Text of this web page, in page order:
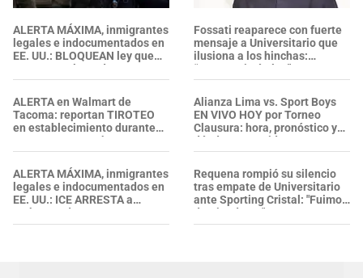
ALERTA MÁXIMA, inmigrantes
legales e indocumentados en
EE. UU.: BLOQUEAN ley que
RECHAZA el uso de
mascarillas a agentes del ICE
ALERTA en Walmart de
Tacoma: reportan TIROTEO
en establecimiento durante
un ARRESTO por hurto, ¿se
confirmaron heridos?
ALERTA MÁXIMA, inmigrantes
legales e indocumentados en
EE. UU.: ICE ARRESTA a
embarazada en aeropuerto;
su prometido EXPONE
Fossati reaparece con fuerte
mensaje a Universitario que
ilusiona a los hinchas:
“Conseguir títulos”
Alianza Lima vs. Sport Boys
EN VIVO HOY por Torneo
Clausura: hora, pronóstico y
dónde ver partido
Requena rompió su silencio
tras empate de Universitario
ante Sporting Cristal: "Fuimos
dominadores"